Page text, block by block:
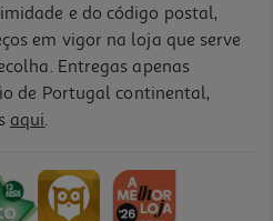
Peluche + Corda 100cm
e do código postal,
em vigor na loja que serve
Entregas apenas
de Portugal continental,
aqui.